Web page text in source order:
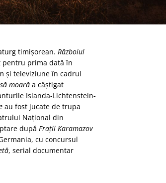
timişorean.Războiul
pentru prima dată în
şi televiziune în cadrul
moară a câştigat
Islanda-Lichtenstein-
au fost jucate de trupa
Naţional din
dupăFraţii Karamazov
cu concursul
, serial documentar